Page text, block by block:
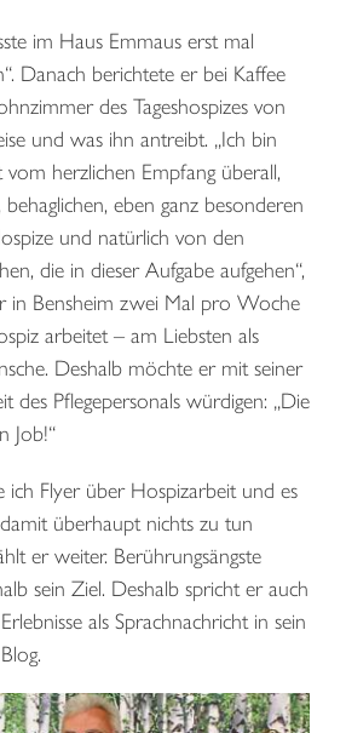
im Haus Emmaus erst mal
Danach berichtete er bei Kaffee
des Tageshospizes von
und was ihn antreibt. „Ich bin
herzlichen Empfang überall,
eben ganz besonderen
und natürlich von den
die in dieser Aufgabe aufgehen“,
in Bensheim zwei Mal pro Woche
arbeitet – am Liebsten als
Deshalb möchte er mit seiner
des Pflegepersonals würdigen: „Die
Job!“
ich Flyer über Hospizarbeit und es
überhaupt nichts zu tun
er weiter. Berührungsängste
sein Ziel. Deshalb spricht er auch
als Sprachnachricht in sein